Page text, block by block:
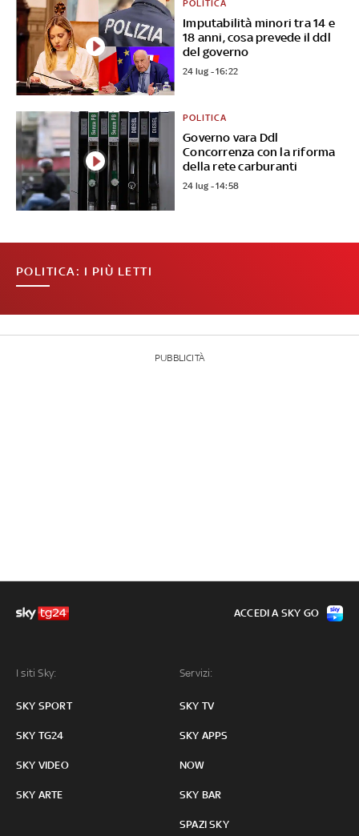
Imputabilità minori tra 14 e
18 anni, cosa prevede il ddl
del governo
POLITICA
24 lug - 16:22
Governo vara Ddl
Concorrenza con la riforma
della rete carburanti
POLITICA
24 lug - 14:58
POLITICA: I PIÙ LETTI
PUBBLICITÀ
I siti Sky:
SKY SPORT
SKY TG24
SKY VIDEO
SKY ARTE
Servizi:
SKY TV
SKY APPS
NOW
SKY BAR
SPAZI SKY
ACCEDI A SKY GO